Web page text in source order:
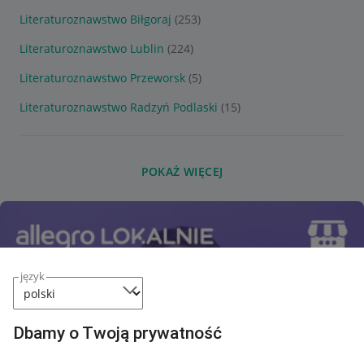
język
Dbamy o Twoją prywatność
Literaturoznawstwo Biłgoraj (253)
Literaturoznawstwo Lublin (224)
Literaturoznawstwo Przeworsk (5)
Literaturoznawstwo Radzyń Podlaski (15)
POKAŻ WIĘCEJ